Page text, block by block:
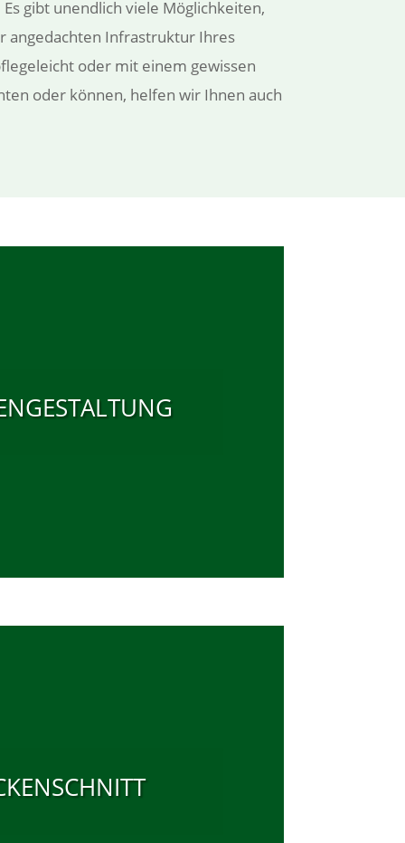
gibt unendlich viele Möglichkeiten,
angedachten Infrastruktur Ihres
oder mit einem gewissen
oder können, helfen wir Ihnen auch